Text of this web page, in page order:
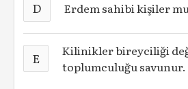
D Erdem sahibi kişiler
E
Kilinikler bireyciliği
toplumculuğu savunur.